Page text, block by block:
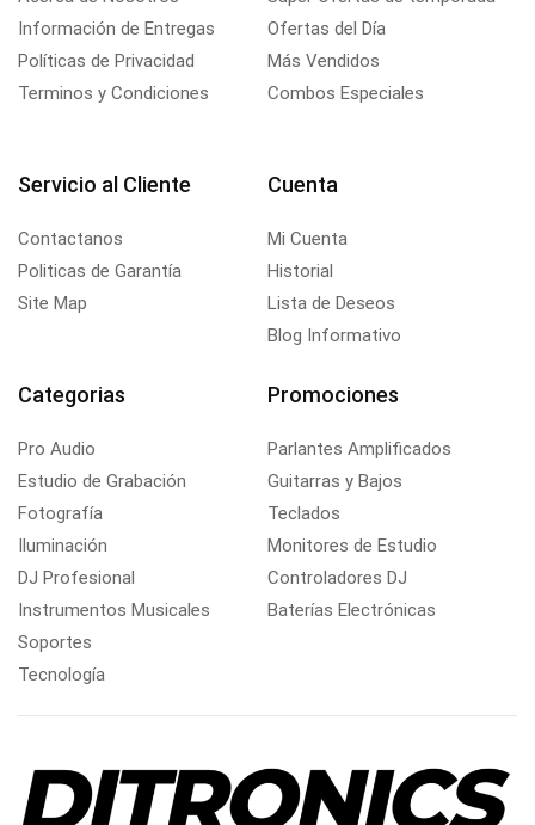
Información de Entregas
Políticas de Privacidad
Terminos y Condiciones
Ofertas del Día
Más Vendidos
Combos Especiales
Servicio al Cliente
Contactanos
Politicas de Garantía
Site Map
Cuenta
Mi Cuenta
Historial
Lista de Deseos
Blog Informativo
Categorias
Pro Audio
Estudio de Grabación
Fotografía
Iluminación
DJ Profesional
Instrumentos Musicales
Soportes
Tecnología
Promociones
Parlantes Amplificados
Guitarras y Bajos
Teclados
Monitores de Estudio
Controladores DJ
Baterías Electrónicas